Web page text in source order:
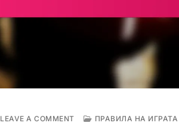
LEAVE A COMMENTON
ПРАВИЛА НА